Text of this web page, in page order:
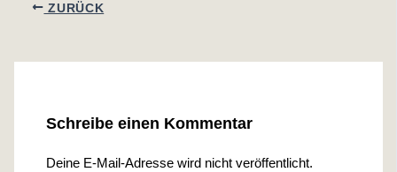
ZURÜCK
Schreibe einen Kommentar
Deine E-Mail-Adresse wird nicht veröffentlicht.